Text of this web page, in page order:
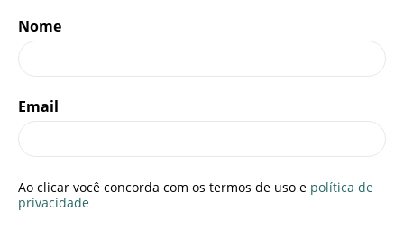
Nome
Email
Ao clicar você concorda com os termos de uso e política de
privacidade